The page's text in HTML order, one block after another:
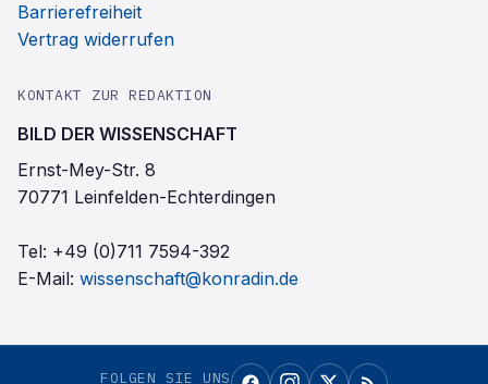
Barrierefreiheit
Vertrag widerrufen
KONTAKT ZUR REDAKTION
BILD DER WISSENSCHAFT
Ernst-Mey-Str. 8
70771 Leinfelden-Echterdingen
Tel: +49 (0)711 7594-392
E-Mail: wissenschaft@konradin.de
FOLGEN SIE UNS